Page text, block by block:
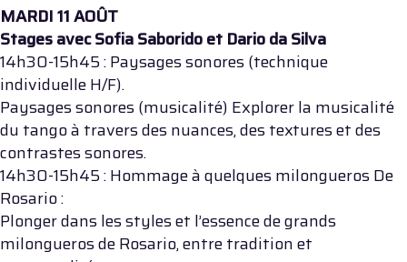
MARDI 11 AOÛT
Stages avec Sofia Saborido et Dario da Silva
14h30-15h45 : Paysages sonores (technique
individuelle H/F).
Paysages sonores (musicalité) Explorer la musicalité
du tango à travers des nuances, des textures et des
contrastes sonores.
14h30-15h45 : Hommage à quelques milongueros De
Rosario :
Plonger dans les styles et l’essence de grands
milongueros de Rosario, entre tradition et